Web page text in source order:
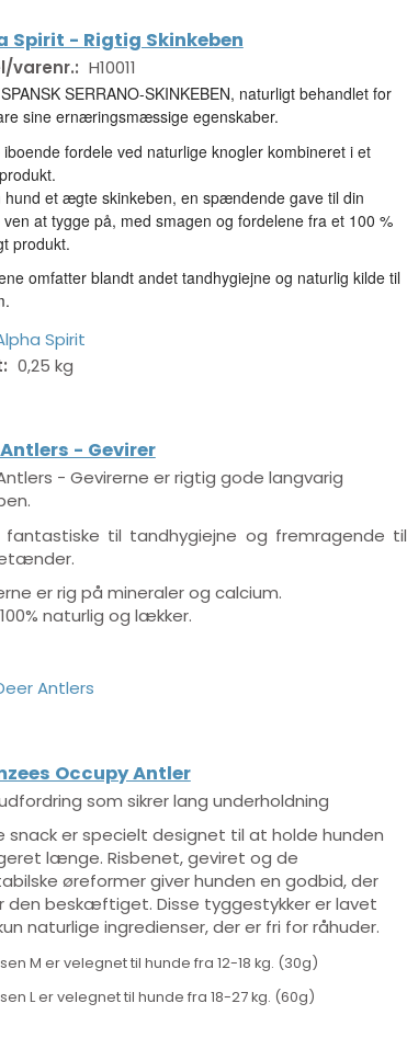
-30%
Spirit - Rigtig Skinkeben
varenr.: H10011
SERRANO-SKINKEBEN, naturligt behandlet for
sine ernæringsmæssige egenskaber.
iboende fordele ved naturlige knogler kombineret i et
hund et ægte skinkeben, en spændende gave til din
at tygge på, med smagen og fordelene fra et 100 %
produkt.
omfatter blandt andet tandhygiejne og naturlig kilde til
Spirit
0,25 kg
- Gevirer
- Gevirerne er rigtig gode langvarig
fantastiske til tandhygiejne og fremragende til
er rig på mineraler og calcium.
naturlig og lækker.
Antlers
Occupy Antler
som sikrer lang underholdning
snack er specielt designet til at holde hunden
længe. Risbenet, geviret og de
øreformer giver hunden en godbid, der
den beskæftiget. Disse tyggestykker er lavet
naturlige ingredienser, der er fri for råhuder.
M er velegnet til hunde fra 12-18 kg. (30g)
L er velegnet til hunde fra 18-27 kg. (60g)